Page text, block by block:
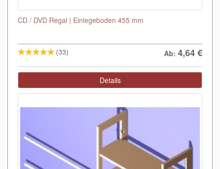
CD / DVD Regal | Einlegeboden 455 mm
(33) Ab: 4,64€
Details